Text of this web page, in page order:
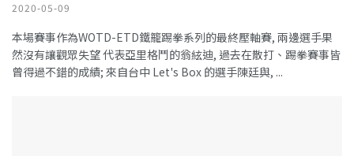
2020-05-09
本場賽事作為WOTD-ETD鐵籠踢拳系列的最終壓軸賽, 兩邊選手果
然沒有讓觀眾失望 代表亞里格鬥的翁絃迪, 過去在散打、踢拳賽事皆
曾得過不錯的成績; 來自台中 Let's Box 的選手陳廷與, ...